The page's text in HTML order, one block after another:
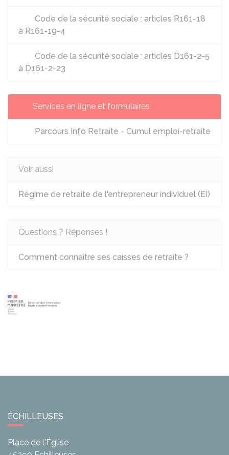
Code de la sécurité sociale : articles R161-18
à R161-19-4
Code de la sécurité sociale : articles D161-2-5
à D161-2-23
Services en ligne et formulaires
Parcours Info Retraite - Cumul emploi-retraite
Voir aussi
Régime de retraite de l'entrepreneur individuel (EI)
Questions ? Réponses !
Comment connaître ses caisses de retraite ?
ÉCHILLEUSES
Place de l'Église